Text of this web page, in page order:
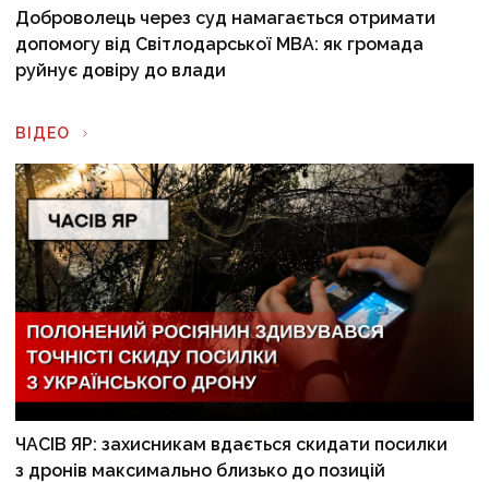
Доброволець через суд намагається отримати
допомогу від Світлодарської МВА: як громада
руйнує довіру до влади
ВІДЕО
ЧАСІВ ЯР: захисникам вдається скидати посилки
з дронів максимально близько до позицій